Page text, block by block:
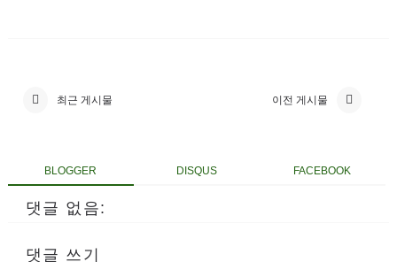
최근 게시물 이전 게시물
BLOGGER DISQUS FACEBOOK
댓글 없음:
댓글 쓰기